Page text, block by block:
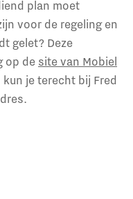
plan moet
voor de regeling en
gelet? Deze
op de site van Mobiel
je terecht bij Fred